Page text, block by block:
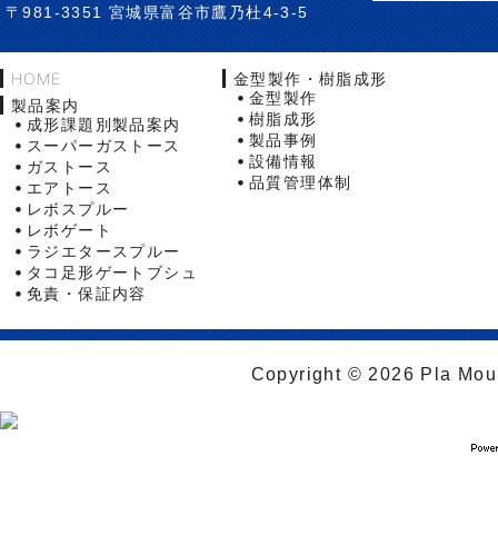
〒981-3351 宮城県富谷市鷹乃杜4-3-5
HOME
製品案内
成形課題別製品案内
スーパーガストース
ガストース
エアトース
レボスプルー
レボゲート
ラジエタースプルー
タコ足形ゲートブシュ
免責・保証内容
金型製作・樹脂成形
金型製作
樹脂成形
製品事例
設備情報
品質管理体制
Copyright © 2026 Pla